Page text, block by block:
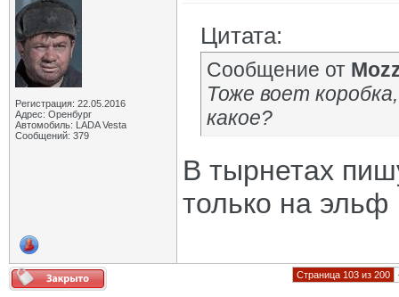
Регистрация: 22.05.2016
Адрес: Оренбург
Автомобиль: LADA Vesta
Сообщений: 379
Цитата:
Сообщение от
Тоже воет
какое?
В тырнетах
только на
Страница 103 из 200